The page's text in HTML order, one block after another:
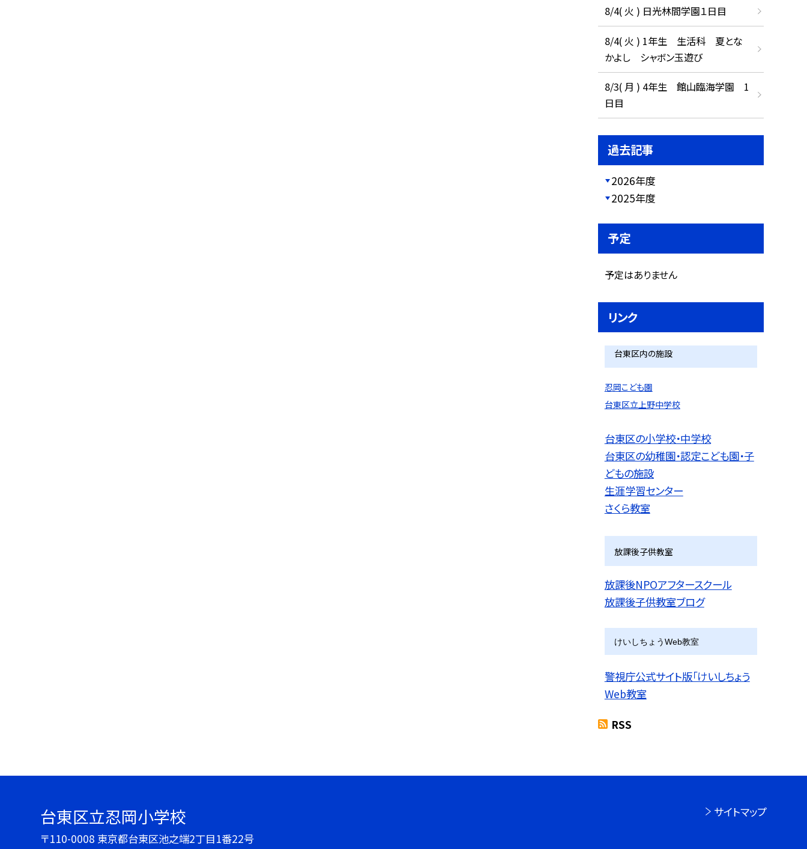
8/4( 火 ) 日光林間学園１日目
8/4( 火 ) 1年生 生活科 夏とな
かよし シャボン玉遊び
8/3( 月 ) 4年生 館山臨海学園 1
日目
過去記事
2026年度
2025年度
予定
予定はありません
リンク
台東区内の施設
忍岡こども園
台東区立上野中学校
台東区の小学校・中学校
台東区の幼稚園・認定こども園・子
どもの施設
生涯学習センター
さくら教室
放課後子供教室
放課後NPOアフタースクール
放課後子供教室ブログ
けいしちょうWeb教室
警視庁公式サイト版「けいしちょう
Web教室
RSS
台東区立忍岡小学校
〒110-0008 東京都台東区池之端2丁目1番22号
サイトマップ